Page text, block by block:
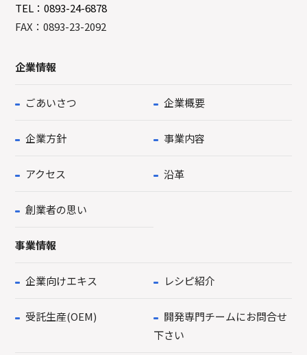
TEL：0893-24-6878
FAX：0893-23-2092
企業情報
ごあいさつ 企業概要
企業方針 事業内容
アクセス 沿革
創業者の思い
事業情報
企業向けエキス レシピ紹介
受託生産(OEM)
開発専門チームにお問合せ
下さい